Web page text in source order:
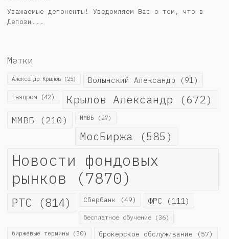
Уважаемые депоненты! Уведомляем Вас о том, что в
Депози...
Метки
Александр Крылов (25) Волынский Александр (91)
Газпром (42) Крылов Александр (672)
ММВБ (210) ММВБ (27)
МосБиржа (585)
Новости фондовых
рынков (7870)
РТС (814) Сбербанк (49) ФРС (111)
бесплатное обучение (36)
биржевые термины (30) брокерское обслуживание (57)